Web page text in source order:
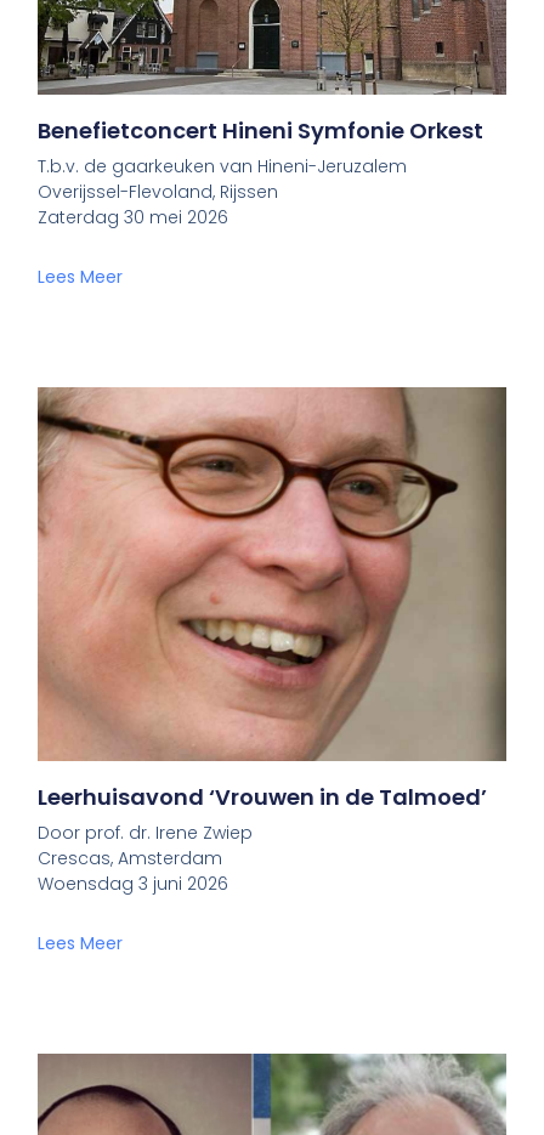
Benefietconcert Hineni Symfonie Orkest
T.b.v. de gaarkeuken van Hineni-Jeruzalem
Overijssel-Flevoland, Rijssen
Zaterdag 30 mei 2026
Lees Meer
Leerhuisavond ‘Vrouwen in de Talmoed’
Door prof. dr. Irene Zwiep
Crescas, Amsterdam
Woensdag 3 juni 2026
Lees Meer